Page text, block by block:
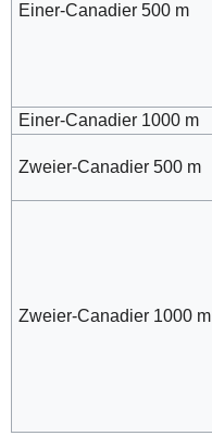
Einer-Canadier 500 m
Einer-Canadier 1000 m
Zweier-Canadier 500 m
Zweier-Canadier 1000 m